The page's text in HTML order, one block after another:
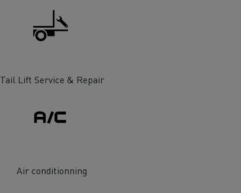
Tail Lift Service & Repair
Air conditionning